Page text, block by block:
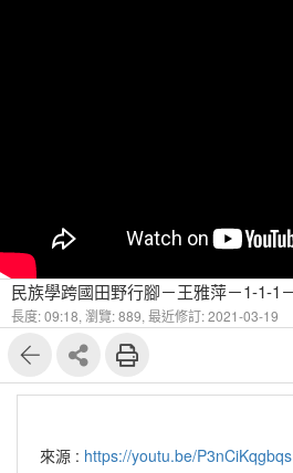
長度: 09:18, 瀏覽: 889, 最近修訂: 2021-03-19
來源 : https://youtu.be/P3nCiKqgbqs